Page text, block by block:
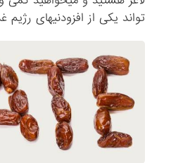
تواند یکی از افزودنیهای رژیم